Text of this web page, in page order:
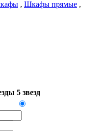
, Шкафы прямые ,
5 звезд